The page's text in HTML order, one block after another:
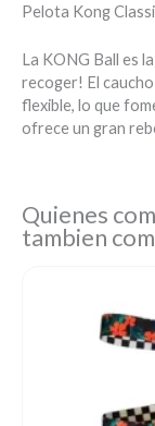
Pelota Kong
La KONG Ball es
recoger! El
flexible, lo que
ofrece un gran
Quienes
tambien